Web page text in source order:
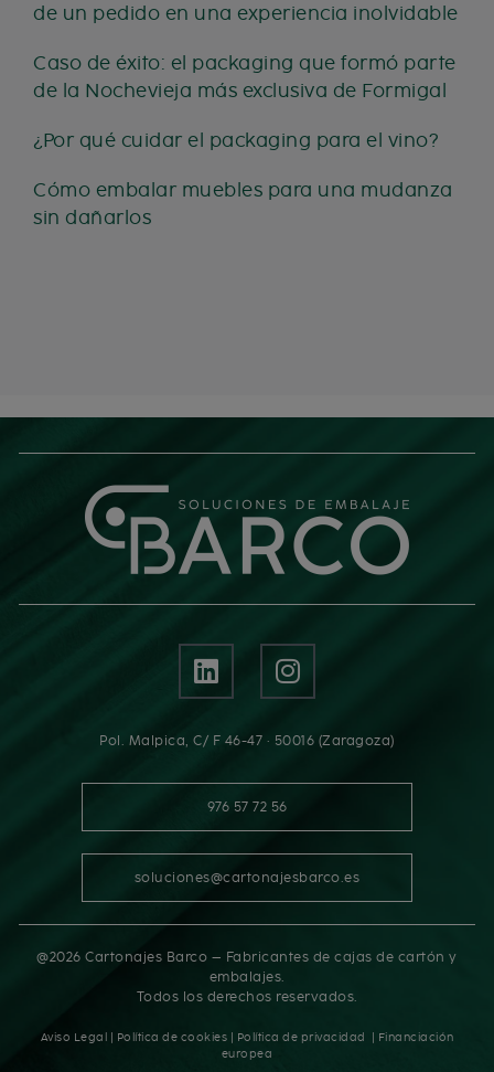
de un pedido en una experiencia inolvidable
Caso de éxito: el packaging que formó parte
de la Nochevieja más exclusiva de Formigal
¿Por qué cuidar el packaging para el vino?
Cómo embalar muebles para una mudanza
sin dañarlos
Pol. Malpica, C/ F 46-47 · 50016 (Zaragoza)
976 57 72 56
soluciones@cartonajesbarco.es
@2026 Cartonajes Barco – Fabricantes de cajas de cartón y
embalajes.
Todos los derechos reservados.
Aviso Legal | Política de cookies | Política de privacidad | Financiación
europea